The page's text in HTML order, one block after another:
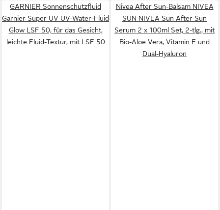
GARNIER Sonnenschutzfluid
Garnier Super UV UV-Water-Fluid
Glow LSF 50, für das Gesicht,
leichte Fluid-Textur, mit LSF 50
Nivea After Sun-Balsam NIVEA
SUN NIVEA Sun After Sun
Serum 2 x 100ml Set, 2-tlg., mit
Bio-Aloe Vera, Vitamin E und
Dual-Hyaluron